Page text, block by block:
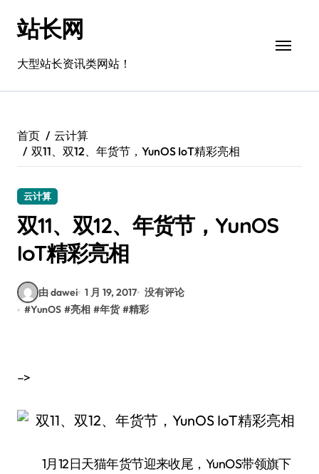
站长网
大型站长资讯类网站！
首页
云计算
双11、双12、年货节，YunOS IoT精彩亮相
云计算
双11、双12、年货节，YunOS
IoT精彩亮相
由 dawei 1 月 19, 2017 没有评论
#YunOS #亮相 #年货 #精彩
–>
1月12日天猫年货节迎来收尾，YunOS带领旗下